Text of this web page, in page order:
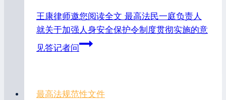
王康律师邀您阅读全文 最高法民一庭负责人
就关于加强人身安全保护令制度贯彻实施的意
见答记者问
最高法规范性文件